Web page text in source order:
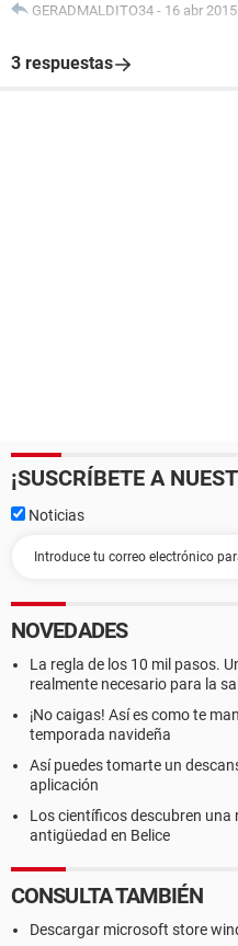
GERADMALDITO34 - 16 abr
3 respuestas
¡SUSCRÍBETE A
Noticias
NOVEDADES
La regla de los 10 mil pasos.
realmente necesario para la
¡No caigas! Así es como te
temporada navideña
Así puedes tomarte un
aplicación
Los científicos descubren una
antigüedad en Belice
CONSULTA TAMBIÉN
Descargar microsoft store